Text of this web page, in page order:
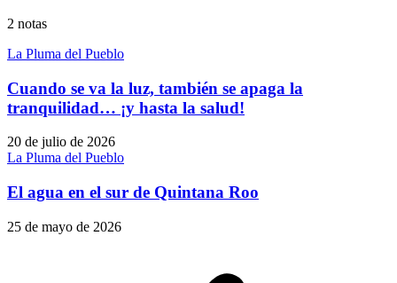
2 notas
La Pluma del Pueblo
Cuando se va la luz, también se apaga la
tranquilidad… ¡y hasta la salud!
20 de julio de 2026
La Pluma del Pueblo
El agua en el sur de Quintana Roo
25 de mayo de 2026